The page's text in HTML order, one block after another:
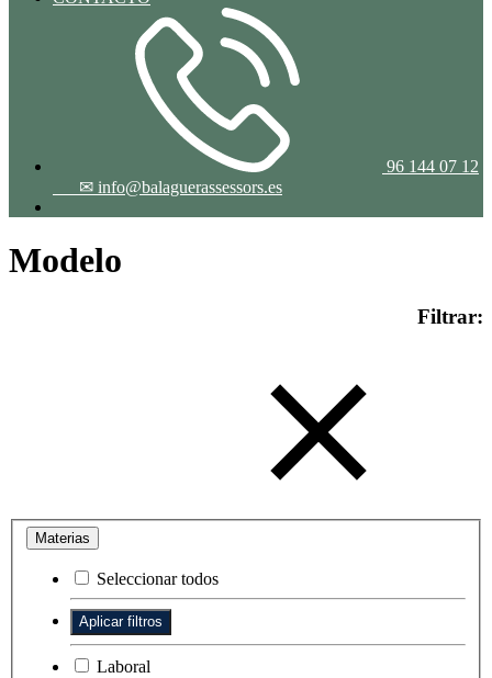
96 144 07 12
✉ info@balaguerassessors.es
Modelo
Filtrar:
Materias
Seleccionar todos
Laboral